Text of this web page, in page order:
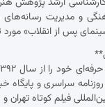
و مدیریت
پس از انقلاب» مورد
روزنامه سراسری و
فیلم کوتاه